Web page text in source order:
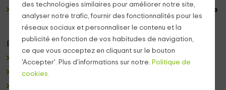
des technologies similaires pour améliorer notre site,
analyser notre trafic, fournir des fonctionnalités pour les
réseaux sociaux et personnaliser le contenu et la
publicité en fonction de vos habitudes de navigation,
ce que vous acceptez en cliquant sur le bouton
'Accepter'. Plus d'informations sur notre.
Politique de
cookies.
extérieur , nous avons
un large porche avec table
et chaises.
Et parmi les installations de camping partagées sont:
Les piscineset les zones vertes.
Le magasin